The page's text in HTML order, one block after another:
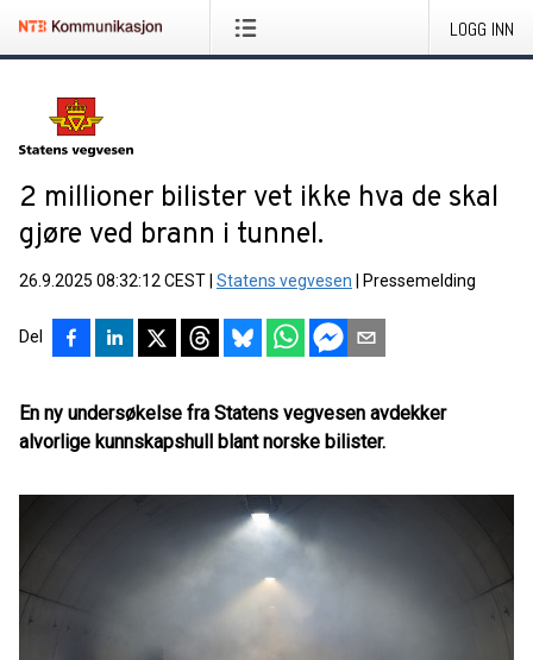
LOGG INN
2 millioner bilister vet ikke hva de skal
gjøre ved brann i tunnel.
26.9.2025 08:32:12 CEST Statens vegvesen Pressemelding
Del
En ny undersøkelse fra Statens vegvesen avdekker
alvorlige kunnskapshull blant norske bilister.